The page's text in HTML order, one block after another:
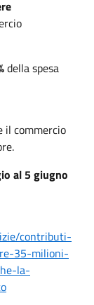
della spesa
il commercio
al 5 giugno
contributi-
35-milioni-
la-